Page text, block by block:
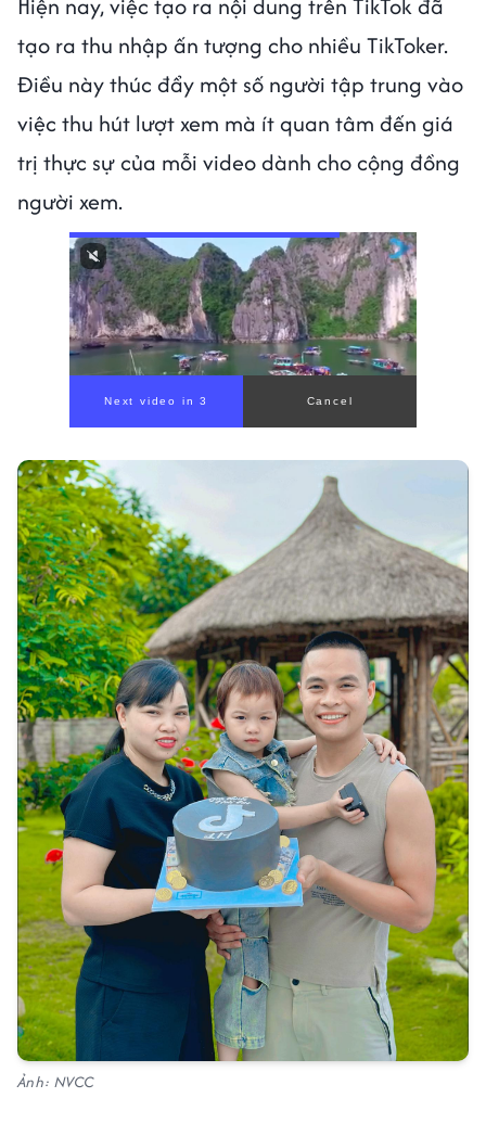
tạo ra thu nhập ấn tượng cho nhiều TikToker.
Điều này thúc đẩy một số người tập trung vào
việc thu hút lượt xem mà ít quan tâm đến giá
trị thực sự của mỗi video dành cho cộng đồng
người xem.
00:00/ 00:59
Ảnh: NVCC